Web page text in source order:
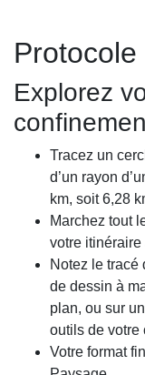
Protocole
Explorez
Tracez un
d’un rayon
km, soit 6,28
Marchez tout
votre
Notez le tracé
de dessin à
plan, ou sur
outils de votre
Votre format